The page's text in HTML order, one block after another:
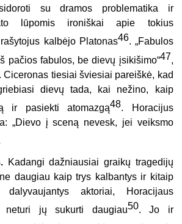
su dramos problematika ir
lūpomis ironiškai apie tokius
kalbėjo Platonas46. „Fabulos
pačios fabulos, be dievų įsikišimo“47,
Ciceronas tiesiai šviesiai pareiškė, kad
dievų tada, kai nežino, kaip
ir pasiekti atomazgą48. Horacijus
„Dievo į sceną nevesk, jei veiksmo
Kadangi dažniausiai graikų tragedijų
daugiau kaip trys kalbantys ir kitaip
aktoriai, Horacijaus
neturi jų sukurti daugiau50. Jo ir